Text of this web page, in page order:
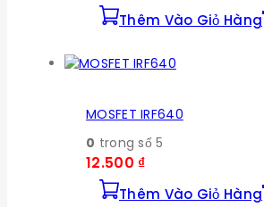
Thêm Vào Giỏ Hàng
MOSFET IRF640
0 trong số 5
12.500 ₫
Thêm Vào Giỏ Hàng